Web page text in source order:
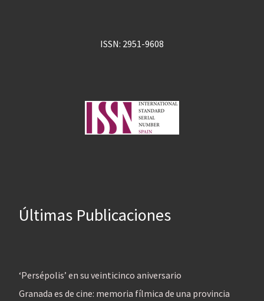
ISSN: 2951-9608
Últimas Publicaciones
‘Persépolis’ en su veinticinco aniversario
Granada es de cine: memoria fílmica de una provincia